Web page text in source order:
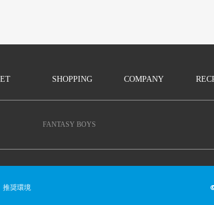
SHOPPING COMPANY
FANTASY BOYS
推奨環境